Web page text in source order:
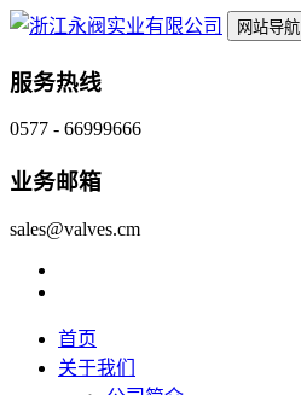
网站导航
服务热线
0577 - 66999666
业务邮箱
sales@valves.cm
首页
关于我们